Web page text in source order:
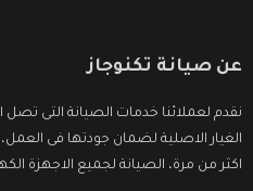
عن صيانة تكنوجاز
نقدم لعملائنا خدمات الصيانة التى
الغيار الاصلية لضمان جودتها فى
اكثر من مرة، الصيانة لجميع الاجهزة